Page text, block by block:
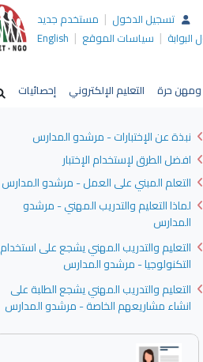
تسجيل الدخول | مستخدم جديد
البوابة | سياسات الموقع |
English
حرة التعليم الإلكتروني إحصائيات
نبذة عن الإختبارات - مرشدو المدارس
افضل الطرق لإستخدام الإختبار
التعلم المبني على العمل - مرشدو المدارس
لماذا التعليم والتدريب المهني - مرشدو
المدارس
التعليم والتدريب المهني يشجع على استخدام
التكنولوجيا - مرشدو المدارس
التعليم والتدريب المهني يشجع الطلبة على
انشاء مشاريعهم الخاصة - مرشدو المدارس